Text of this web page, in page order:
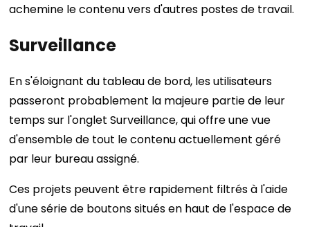
achemine le contenu vers d'autres postes de travail.
Surveillance
En s'éloignant du tableau de bord, les utilisateurs
passeront probablement la majeure partie de leur
temps sur l'onglet Surveillance, qui offre une vue
d'ensemble de tout le contenu actuellement géré
par leur bureau assigné.
Ces projets peuvent être rapidement filtrés à l'aide
d'une série de boutons situés en haut de l'espace de